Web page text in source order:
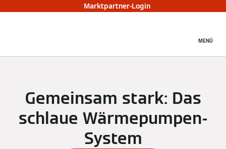
Marktpartner-Login
MENÜ
Gemeinsam stark: Das
schlaue Wärmepumpen-
System